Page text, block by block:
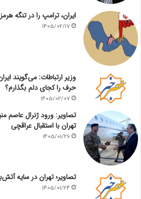
ایران، ترامپ را در تنگه
1405/02/17
وزیر ارتباطات: می‌گویند
حرف را کجای دلم بگذارم؟
1405/02/07
تصاویر: ورود ژنرال عاصم
تهران با استقبال عراقچی
1405/01/26
تصاویر؛ تهران در سایه
1405/01/24